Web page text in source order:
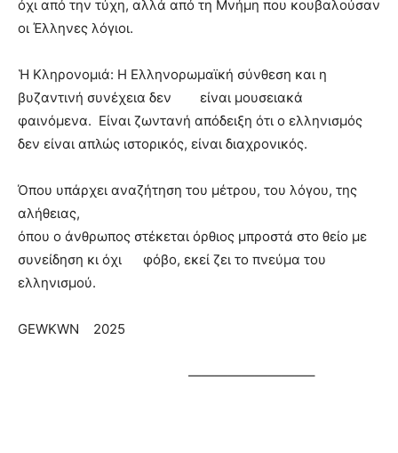
όχι από την τύχη, αλλά από τη Μνήμη που κουβαλούσαν
οι Έλληνες λόγιοι.
Ἡ Κληρονομιά: Η Ελληνορωμαϊκή σύνθεση και η
βυζαντινή συνέχεια δεν είναι μουσειακά
φαινόμενα. Είναι ζωντανή απόδειξη ότι ο ελληνισμός
δεν είναι απλώς ιστορικός, είναι διαχρονικός.
Όπου υπάρχει αναζήτηση του μέτρου, του λόγου, της
αλήθειας,
όπου ο άνθρωπος στέκεται όρθιος μπροστά στο θείο με
συνείδηση κι όχι φόβο, εκεί ζει το πνεύμα του
ελληνισμού.
GEWKWN 2025
—————————–